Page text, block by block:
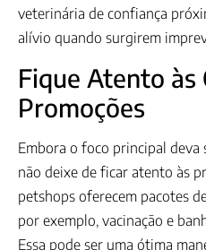
veterinária de confiança
alívio quando surgirem
Fique Atento às
Promoções
Embora o foco principal deva
não deixe de ficar atento às
petshops oferecem pacotes
por exemplo, vacinação e
Essa pode ser uma ótima